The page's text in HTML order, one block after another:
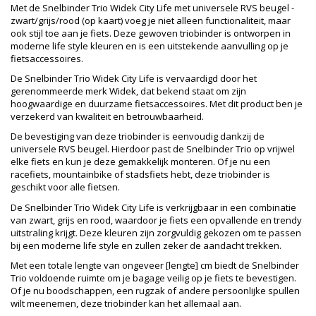
Met de Snelbinder Trio Widek City Life met universele RVS beugel -
zwart/grijs/rood (op kaart) voeg je niet alleen functionaliteit, maar
ook stijl toe aan je fiets. Deze gewoven triobinder is ontworpen in
moderne life style kleuren en is een uitstekende aanvulling op je
fietsaccessoires.
De Snelbinder Trio Widek City Life is vervaardigd door het
gerenommeerde merk Widek, dat bekend staat om zijn
hoogwaardige en duurzame fietsaccessoires. Met dit product ben je
verzekerd van kwaliteit en betrouwbaarheid.
De bevestiging van deze triobinder is eenvoudig dankzij de
universele RVS beugel. Hierdoor past de Snelbinder Trio op vrijwel
elke fiets en kun je deze gemakkelijk monteren. Of je nu een
racefiets, mountainbike of stadsfiets hebt, deze triobinder is
geschikt voor alle fietsen.
De Snelbinder Trio Widek City Life is verkrijgbaar in een combinatie
van zwart, grijs en rood, waardoor je fiets een opvallende en trendy
uitstraling krijgt. Deze kleuren zijn zorgvuldig gekozen om te passen
bij een moderne life style en zullen zeker de aandacht trekken.
Met een totale lengte van ongeveer [lengte] cm biedt de Snelbinder
Trio voldoende ruimte om je bagage veilig op je fiets te bevestigen.
Of je nu boodschappen, een rugzak of andere persoonlijke spullen
wilt meenemen, deze triobinder kan het allemaal aan.